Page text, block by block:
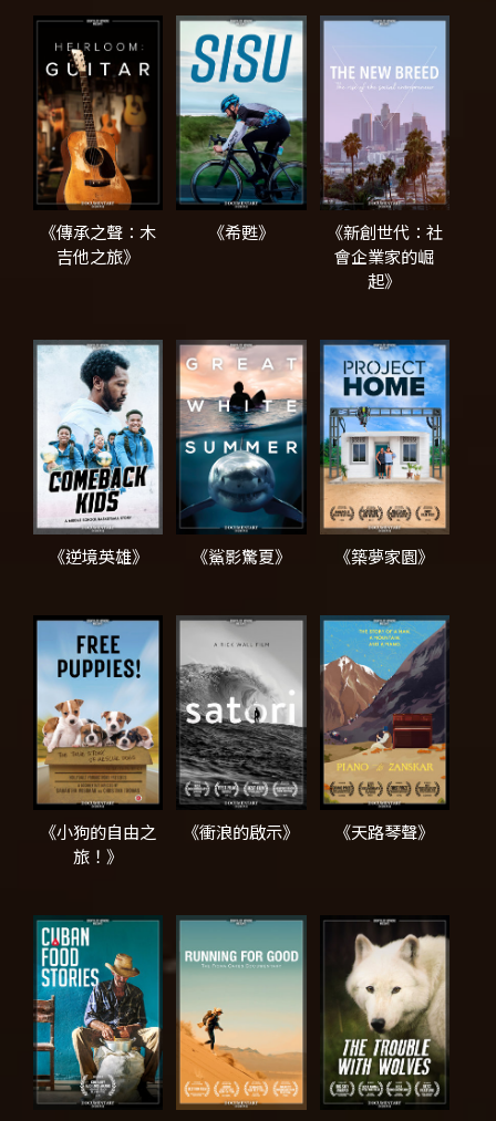
《傳承之聲：木
吉他之旅》
《希甦》
《新創世代：社
會企業家的崛
起》
《逆境英雄》 《鯊影驚夏》 《築夢家園》
《小狗的自由之
旅！》
《衝浪的啟示》 《天路琴聲》